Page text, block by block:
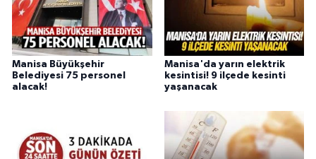
Manisa Büyükşehir
Belediyesi 75 personel
alacak!
Manisa'da yarın elektrik
kesintisi! 9 ilçede kesinti
yaşanacak